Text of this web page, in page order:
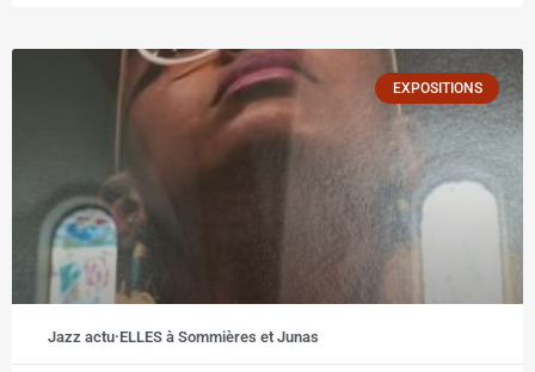
EXPOSITIONS
Jazz actu·ELLES à Sommières et Junas